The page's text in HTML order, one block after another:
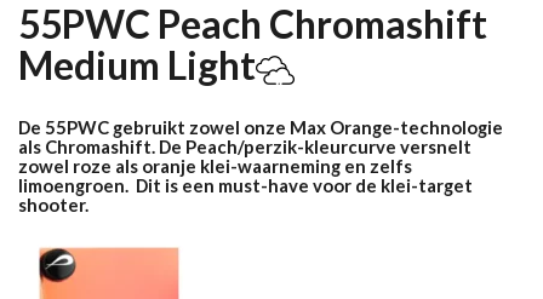
55PWC Peach Chromashift
Medium Light
De 55PWC gebruikt zowel onze Max Orange-technologie
als Chromashift. De Peach/perzik-kleurcurve versnelt
zowel roze als oranje klei-waarneming en zelfs
limoengroen. Dit is een must-have voor de klei-target
shooter.